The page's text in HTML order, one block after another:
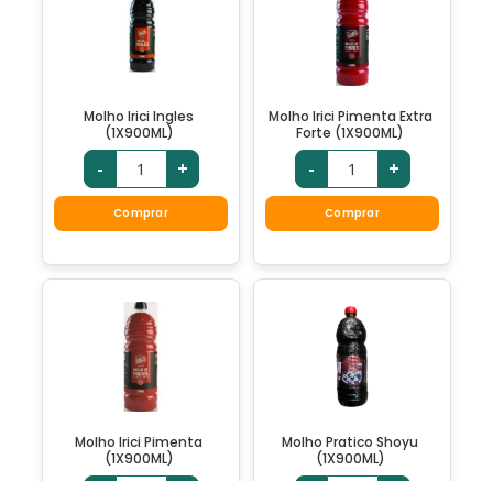
Molho Irici Ingles
(1X900ML)
- +
Comprar
Molho Irici Pimenta Extra
Forte (1X900ML)
- +
Comprar
Molho Irici Pimenta
(1X900ML)
Molho Pratico Shoyu
(1X900ML)